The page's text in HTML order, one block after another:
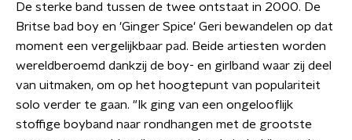
De sterke band tussen de twee ontstaat in 2000. De
Britse bad boy en 'Ginger Spice' Geri bewandelen op dat
moment een vergelijkbaar pad. Beide artiesten worden
wereldberoemd dankzij de boy- en girlband waar zij deel
van uitmaken, om op het hoogtepunt van populariteit
solo verder te gaan. "Ik ging van een ongelooflijk
stoffige boyband naar rondhangen met de grootste